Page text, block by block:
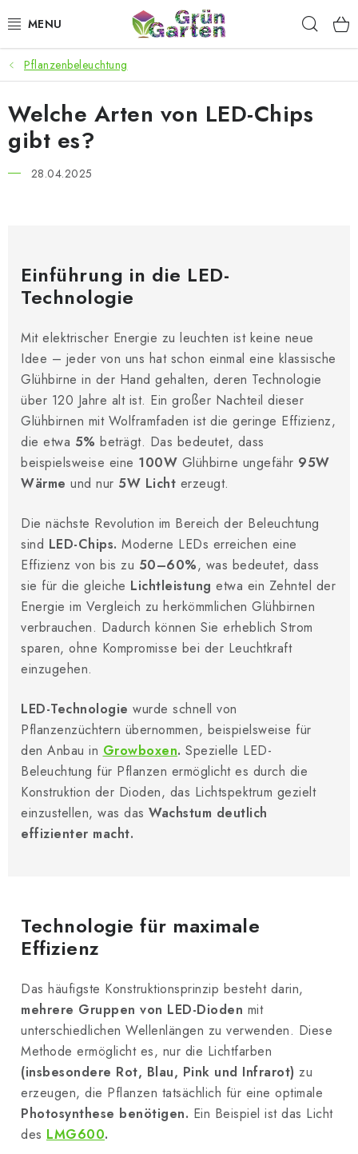
Inhalt
ANGEBOTE
LED PFLANZENLAMPEN
ANBAUBEDARF FÜR DEN HEIMANBAU
SMARTER GARTEN
Kontakt
Datenschutzerklärung Impressum
Pflanzenbeleuchtung
Welche Arten von LED-Chips
gibt es?
28.04.2025
Einführung in die LED-
Technologie
Mit elektrischer Energie zu leuchten ist keine neue
Idee – jeder von uns hat schon einmal eine klassische
Glühbirne in der Hand gehalten, deren Technologie
über 120 Jahre alt ist. Ein großer Nachteil dieser
Glühbirnen mit Wolframfaden ist die geringe Effizienz,
die etwa 5% beträgt. Das bedeutet, dass
beispielsweise eine 100W Glühbirne ungefähr 95W
Wärme und nur 5W Licht erzeugt.
Die nächste Revolution im Bereich der Beleuchtung
sind LED-Chips. Moderne LEDs erreichen eine
Effizienz von bis zu 50–60%, was bedeutet, dass
sie für die gleiche Lichtleistung etwa ein Zehntel der
Energie im Vergleich zu herkömmlichen Glühbirnen
verbrauchen. Dadurch können Sie erheblich Strom
sparen, ohne Kompromisse bei der Leuchtkraft
einzugehen.
LED-Technologie wurde schnell von
Pflanzenzüchtern übernommen, beispielsweise für
den Anbau in Growboxen. Spezielle LED-
Beleuchtung für Pflanzen ermöglicht es durch die
Konstruktion der Dioden, das Lichtspektrum gezielt
einzustellen, was das Wachstum deutlich
effizienter macht.
Technologie für maximale
Effizienz
Das häufigste Konstruktionsprinzip besteht darin,
mehrere Gruppen von LED-Dioden mit
unterschiedlichen Wellenlängen zu verwenden. Diese
Methode ermöglicht es, nur die Lichtfarben
(insbesondere Rot, Blau, Pink und Infrarot) zu
erzeugen, die Pflanzen tatsächlich für eine optimale
Photosynthese benötigen. Ein Beispiel ist das Licht
des LMG600.